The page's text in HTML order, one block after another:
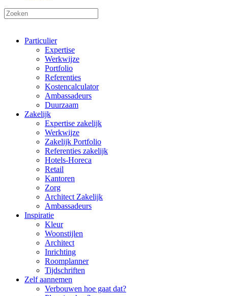
Particulier
Expertise
Werkwijze
Portfolio
Referenties
Kostencalculator
Ambassadeurs
Duurzaam
Zakelijk
Expertise zakelijk
Werkwijze
Zakelijk Portfolio
Referenties zakelijk
Hotels-Horeca
Retail
Kantoren
Zorg
Architect Zakelijk
Ambassadeurs
Inspiratie
Kleur
Woonstijlen
Architect
Inrichting
Roomplanner
Tijdschriften
Zelf aannemen
Verbouwen hoe gaat dat?